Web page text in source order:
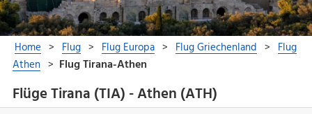
Flüge Tirana (TIA) - Athen (ATH)